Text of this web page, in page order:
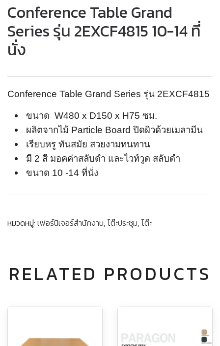
Conference Table Grand
Series รุ่น 2EXCF4815 10-14 ที่
นั่ง
Conference Table Grand Series รุ่น 2EXCF4815
ขนาด W480 x D150 x H75 ซม.
ผลิตจากไม้ Particle Board ปิดผิวด้วยเมลามีน
เรียบหรู ทันสมัย สวยงามทนทาน
มี 2 สี มอคค่าสลับดำ และไวท์วูด สลับดำ
ขนาด 10 -14 ที่นั่ง
หมวดหมู่: เฟอร์นิเจอร์สำนักงาน, โต๊ะประชุม, โต๊ะ
RELATED PRODUCTS